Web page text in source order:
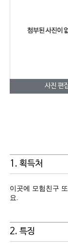
사진 편
1. 획득처
이곳에 모험친구
요.
2. 특징